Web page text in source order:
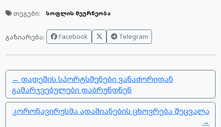
თეგები: სოფლის მეურნეობა
გაზიარება: Facebook Telegram
← დადეშის სპორტსმენები ვანაძორიდან
გამარჯვებულები დაბრუნდნენ
კორონავირუსმა ადამიანების ცხოვრება შეცვალა
→